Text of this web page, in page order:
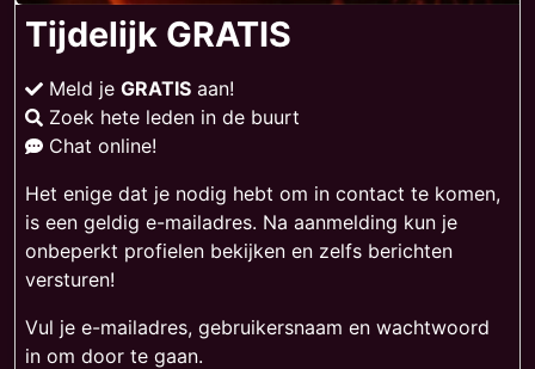
Tijdelijk GRATIS
Meld je GRATIS aan!
Zoek hete leden in de buurt
Chat online!
Het enige dat je nodig hebt om in contact te komen,
is een geldig e-mailadres. Na aanmelding kun je
onbeperkt profielen bekijken en zelfs berichten
versturen!
Vul je e-mailadres, gebruikersnaam en wachtwoord
in om door te gaan.